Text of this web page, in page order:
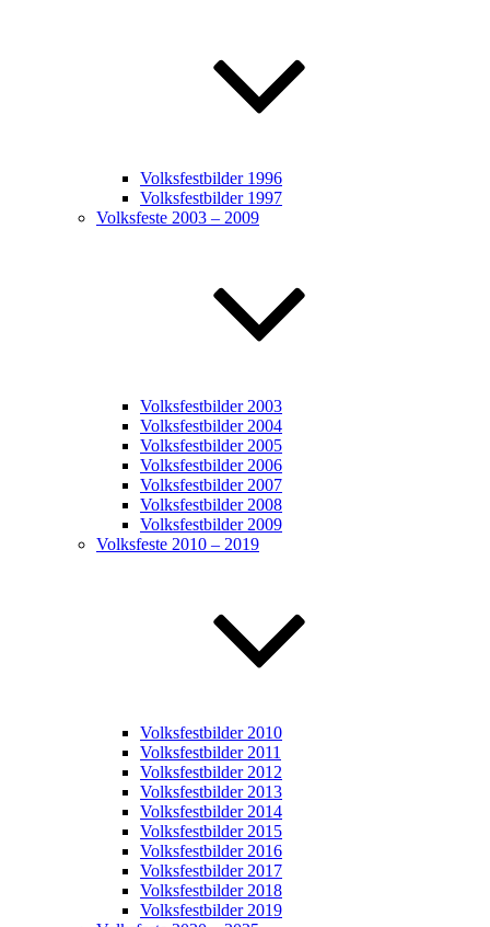
Volksfestbilder 1996
Volksfestbilder 1997
Volksfeste 2003 – 2009
Volksfestbilder 2003
Volksfestbilder 2004
Volksfestbilder 2005
Volksfestbilder 2006
Volksfestbilder 2007
Volksfestbilder 2008
Volksfestbilder 2009
Volksfeste 2010 – 2019
Volksfestbilder 2010
Volksfestbilder 2011
Volksfestbilder 2012
Volksfestbilder 2013
Volksfestbilder 2014
Volksfestbilder 2015
Volksfestbilder 2016
Volksfestbilder 2017
Volksfestbilder 2018
Volksfestbilder 2019